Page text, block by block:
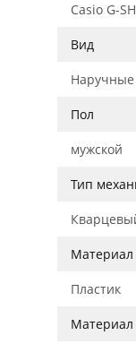
Casio G-
Вид
Наручные
Пол
мужской
Тип
Материал
Пластик
Материал